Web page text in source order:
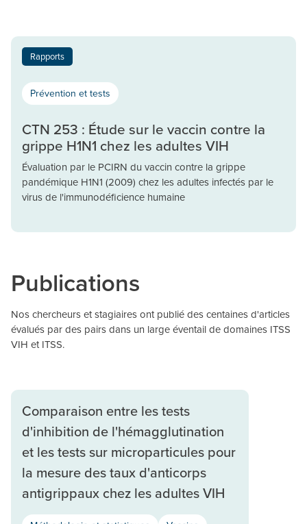
Rapports
Prévention et tests
CTN 253 : Étude sur le vaccin contre la
grippe H1N1 chez les adultes VIH
Évaluation par le PCIRN du vaccin contre la grippe
pandémique H1N1 (2009) chez les adultes infectés par le
virus de l'immunodéficience humaine
Publications
Nos chercheurs et stagiaires ont publié des centaines d'articles
évalués par des pairs dans un large éventail de domaines ITSS
VIH et ITSS.
Comparaison entre les tests
d'inhibition de l'hémagglutination
et les tests sur microparticules pour
la mesure des taux d'anticorps
antigrippaux chez les adultes VIH